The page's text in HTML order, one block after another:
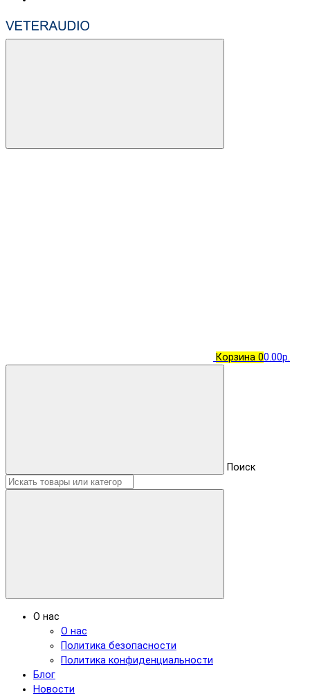
Корзина 00.00р.
Поиск
О нас
О нас
Политика безопасности
Политика конфиденциальности
Блог
Новости